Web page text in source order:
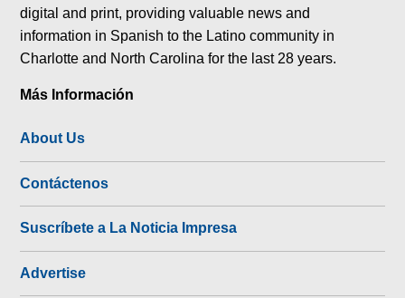
digital and print, providing valuable news and
information in Spanish to the Latino community in
Charlotte and North Carolina for the last 28 years.
Más Información
About Us
Contáctenos
Suscríbete a La Noticia Impresa
Advertise